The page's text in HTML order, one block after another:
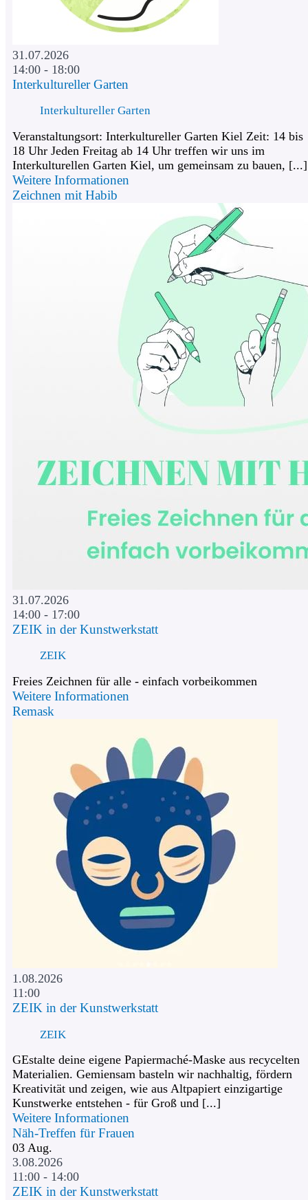
31.07.2026
14:00 - 18:00
Interkultureller Garten
Interkultureller Garten
Veranstaltungsort: Interkultureller Garten Kiel Zeit: 14 bis
18 Uhr Jeden Freitag ab 14 Uhr treffen wir uns im
Interkulturellen Garten Kiel, um gemeinsam zu bauen, [...]
Weitere Informationen
Zeichnen mit Habib
31.07.2026
14:00 - 17:00
ZEIK in der Kunstwerkstatt
ZEIK
Freies Zeichnen für alle - einfach vorbeikommen
Weitere Informationen
Remask
1.08.2026
11:00
ZEIK in der Kunstwerkstatt
ZEIK
GEstalte deine eigene Papiermaché-Maske aus recycelten
Materialien. Gemiensam basteln wir nachhaltig, fördern
Kreativität und zeigen, wie aus Altpapiert einzigartige
Kunstwerke entstehen - für Groß und [...]
Weitere Informationen
Näh-Treffen für Frauen
03 Aug.
3.08.2026
11:00 - 14:00
ZEIK in der Kunstwerkstatt